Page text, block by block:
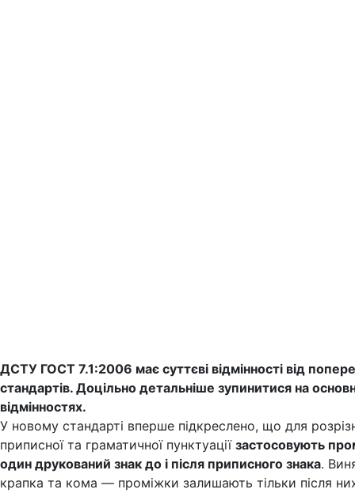
ДСТУ ГОСТ 7.1:2006 має суттєві відмінності від
стандартів. Доцільно детальніше зупинитися на
відмінностях.
У новому стандарті вперше підкреслено, що для
приписної та граматичної пунктуації застосовують
один друкований знак до і після приписного знака.
крапка та кома — проміжки залишають тільки після